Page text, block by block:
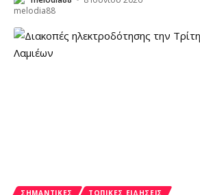
ΣΗΜΑΝΤΙΚΈΣ ΤΟΠΙΚΈΣ ΕΙΔΉΣΕΙΣ